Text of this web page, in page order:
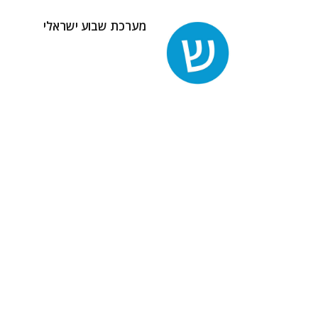
מערכת שבוע ישראלי